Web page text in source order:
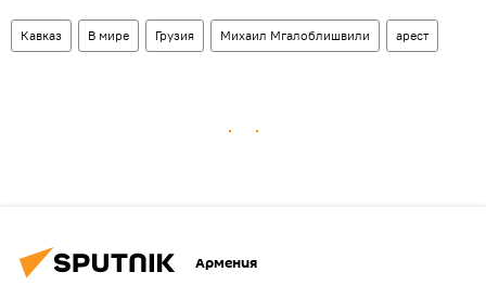
Кавказ В мире Грузия Михаил Мгалоблишвили арест
Армения